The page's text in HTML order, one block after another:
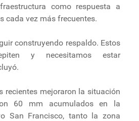
como respuesta a
cada vez más frecuentes.
construyendo respaldo. Estos
y necesitamos estar
recientes mejoraron la situación
60 mm acumulados en la
San Francisco, tanto la zona